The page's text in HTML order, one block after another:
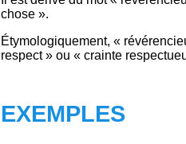
chose ».
Étymologiquement, «
respect » ou « crainte
EXEMPLES